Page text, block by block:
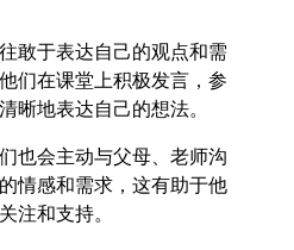
敢于表达自己的观点和需
们在课堂上积极发言，参
晰地表达自己的想法。
也会主动与父母、老师沟
情感和需求，这有助于他
注和支持。